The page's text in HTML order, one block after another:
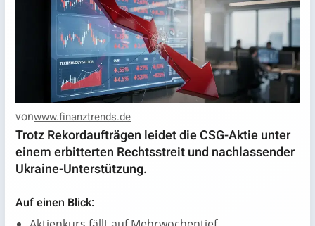
vonwww.finanztrends.de
Trotz Rekordaufträgen leidet die CSG-Aktie unter
einem erbitterten Rechtsstreit und nachlassender
Ukraine-Unterstützung.
Auf einen Blick: